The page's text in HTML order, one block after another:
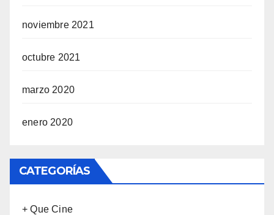
noviembre 2021
octubre 2021
marzo 2020
enero 2020
CATEGORÍAS
+ Que Cine